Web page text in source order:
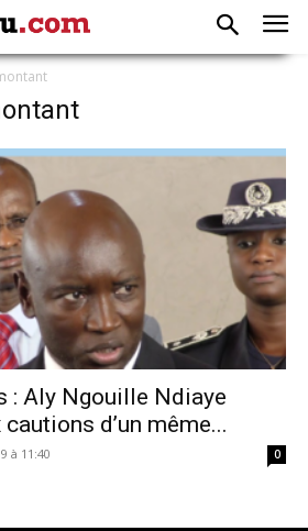
: Aly Ngouille Ndiaye
d’un même...
à 11:40 0